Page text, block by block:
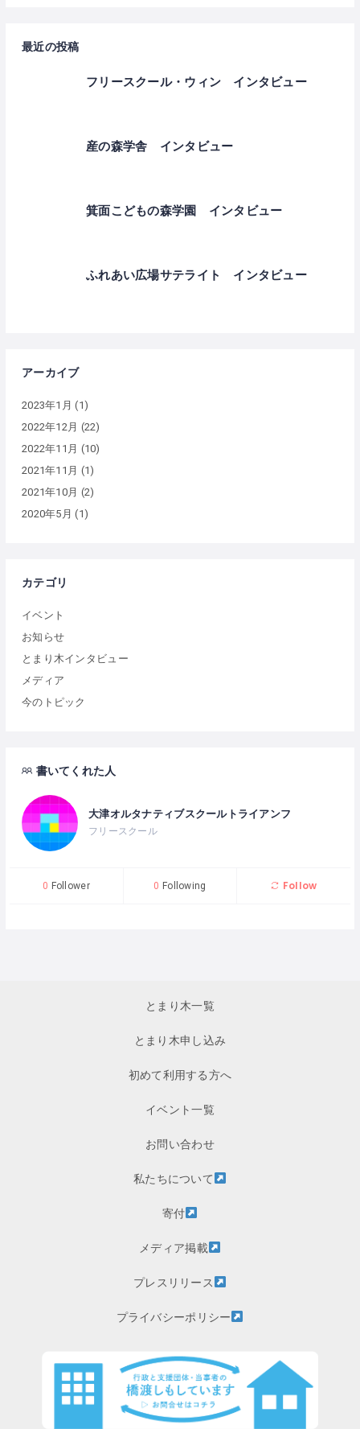
最近の投稿
フリースクール・ウィン インタビュー
産の森学舎 インタビュー
箕面こどもの森学園 インタビュー
ふれあい広場サテライト インタビュー
アーカイブ
2023年1月 (1)
2022年12月 (22)
2022年11月 (10)
2021年11月 (1)
2021年10月 (2)
2020年5月 (1)
カテゴリ
イベント
お知らせ
とまり木インタビュー
メディア
今のトピック
書いてくれた人
大津オルタナティブスクールトライアンフ
フリースクール
0 Follower 0 Following Follow
とまり木一覧
とまり木申し込み
初めて利用する方へ
イベント一覧
お問い合わせ
私たちについて
寄付
メディア掲載
プレスリリース
プライバシーポリシー